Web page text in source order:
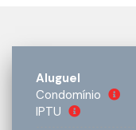
Aluguel
Condomínio
IPTU